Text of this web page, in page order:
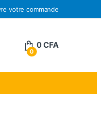
votre commande
0
0CFA